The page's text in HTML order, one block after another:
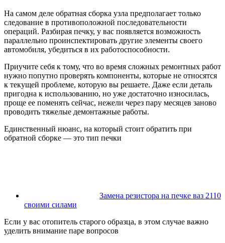
На самом деле обратная сборка узла предполагает только
следование в противоположной последовательности
операций. Разбирая печку, у вас появляется возможность
параллельно проинспектировать другие элементы своего
автомобиля, убедиться в их работоспособности.
Приучите себя к тому, что во время сложных ремонтных работ
нужно попутно проверять компоненты, которые не относятся
к текущей проблеме, которую вы решаете. Даже если деталь
пригодна к использованию, но уже достаточно износилась,
проще ее поменять сейчас, нежели через пару месяцев заново
проводить тяжелые демонтажные работы.
Единственный нюанс, на который стоит обратить при
обратной сборке — это тип печки
Замена резистора на печке ваз 2110
своими силами
Если у вас отопитель старого образца, в этом случае важно
уделить внимание паре вопросов